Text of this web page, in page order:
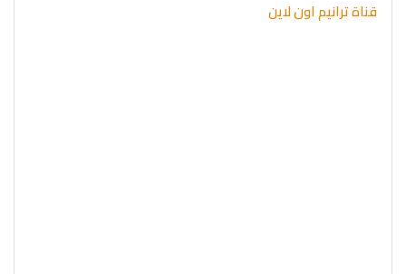
قناة ترانيم اون لاين